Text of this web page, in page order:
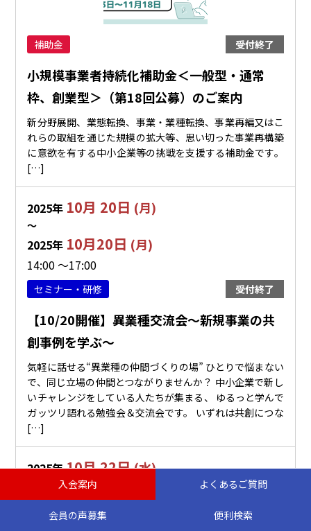
補助金 受付終了
小規模事業者持続化補助金＜一般型・通常
枠、創業型＞（第18回公募）のご案内
新分野展開、業態転換、事業・業種転換、事業再編又はこ
れらの取組を通じた規模の拡大等、思い切った事業再構築
に意欲を有する中小企業等の挑戦を支援する補助金です。
[…]
2025年 10月 20日 (月)
〜
2025年 10月20日 (月)
14:00 ～17:00
セミナー・研修 受付終了
【10/20開催】異業種交流会～新規事業の共
創事例を学ぶ～
気軽に話せる“異業種の仲間づくりの場” ひとりで悩まない
で、同じ立場の仲間とつながりませんか？ 中小企業で新し
いチャレンジをしている人たちが集まる、 ゆるっと学んで
ガッツリ語れる勉強会＆交流会です。 いずれは共創につな
[…]
2025年10月 22日(水)
2025年10月22日(水)
14:00 ～16:00
入会案内 よくあるご質問
会員の声募集 便利検索